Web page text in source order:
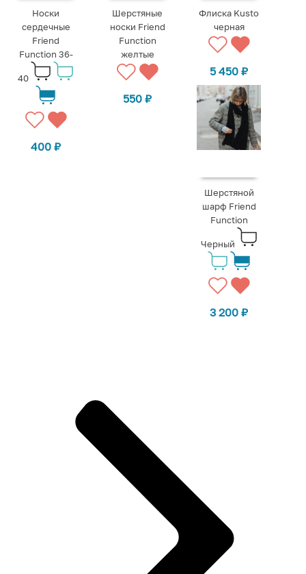
Носки
сердечные
Friend
Function 36-
40
400₽
Шерстяные
носки Friend
Function
желтые
550₽
Флиска Kusto
черная
5 450₽
Шерстяной
шарф Friend
Function
Черный
3 200₽